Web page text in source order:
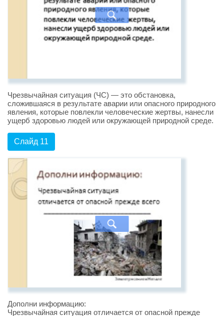
Чрезвычайная ситуация (ЧС) — это обстановка,
сложившаяся в результате аварии или опасного природного
явления, которые повлекли человеческие жертвы, нанесли
ущерб здоровью людей или окружающей природной среде.
Слайд 11
Дополни информацию:
Чрезвычайная ситуация отличается от опасной прежде